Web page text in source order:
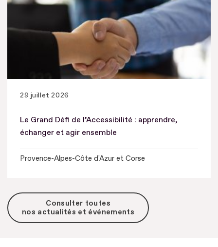
29 juillet 2026
Le Grand Défi de l’Accessibilité : apprendre,
échanger et agir ensemble
Provence-Alpes-Côte d'Azur et Corse
Consulter toutes
nos actualités et événements